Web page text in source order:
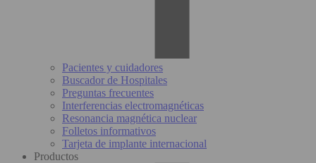
Pacientes y cuidadores
Buscador de Hospitales
Preguntas frecuentes
Interferencias electromagnéticas
Resonancia magnética nuclear
Folletos informativos
Tarjeta de implante internacional
Productos